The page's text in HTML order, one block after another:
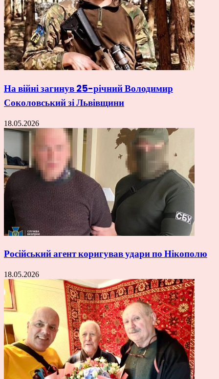
На війні загинув 25-річний Володимир
Соколовський зі Львівщини
18.05.2026
Російський агент коригував удари по Нікополю
18.05.2026